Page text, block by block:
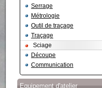
Serrage
Métrologie
Outil de traçage
Traçage
Sciage
Découpe
Communication
Equipement d'atelier